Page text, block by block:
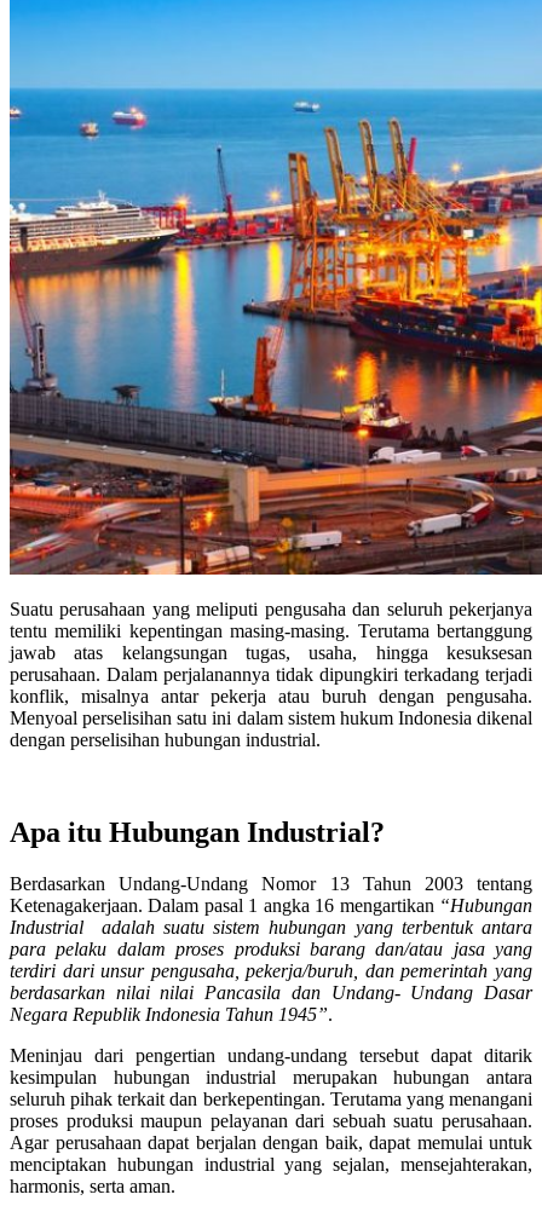
Suatu perusahaan yang meliputi pengusaha dan seluruh pekerjanya
tentu memiliki kepentingan masing-masing. Terutama bertanggung
jawab atas kelangsungan tugas, usaha, hingga kesuksesan
perusahaan. Dalam perjalanannya tidak dipungkiri terkadang terjadi
konflik, misalnya antar pekerja atau buruh dengan pengusaha.
Menyoal perselisihan satu ini dalam sistem hukum Indonesia dikenal
dengan perselisihan hubungan industrial.
Apa itu Hubungan Industrial?
Berdasarkan Undang-Undang Nomor 13 Tahun 2003 tentang
Ketenagakerjaan. Dalam pasal 1 angka 16 mengartikan “Hubungan
Industrial adalah suatu sistem hubungan yang terbentuk antara
para pelaku dalam proses produksi barang dan/atau jasa yang
terdiri dari unsur pengusaha, pekerja/buruh, dan pemerintah yang
berdasarkan nilai nilai Pancasila dan Undang- Undang Dasar
Negara Republik Indonesia Tahun 1945”.
Meninjau dari pengertian undang-undang tersebut dapat ditarik
kesimpulan hubungan industrial merupakan hubungan antara
seluruh pihak terkait dan berkepentingan. Terutama yang menangani
proses produksi maupun pelayanan dari sebuah suatu perusahaan.
Agar perusahaan dapat berjalan dengan baik, dapat memulai untuk
menciptakan hubungan industrial yang sejalan, mensejahterakan,
harmonis, serta aman.